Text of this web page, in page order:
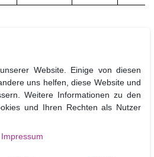
Website. Einige von diesen
uns helfen, diese Website und
Weitere Informationen zu den
und Ihren Rechten als Nutzer
Impressum